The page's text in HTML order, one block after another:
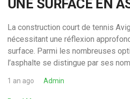
UNE SURFACE EN
La construction court de tennis
nécessitant une réflexion
surface. Parmi les nombreuses
l’asphalte se distingue par ses
1 an ago Admin